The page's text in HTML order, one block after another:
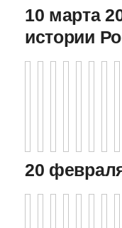
10 марта
истории
20